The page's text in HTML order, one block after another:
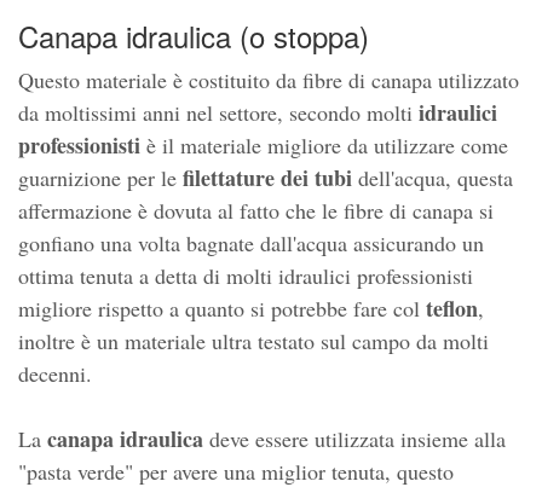
Canapa idraulica (o stoppa)
Questo materiale è costituito da fibre di canapa utilizzato
da moltissimi anni nel settore, secondo molti idraulici
professionisti è il materiale migliore da utilizzare come
guarnizione per le filettature dei tubi dell'acqua, questa
affermazione è dovuta al fatto che le fibre di canapa si
gonfiano una volta bagnate dall'acqua assicurando un
ottima tenuta a detta di molti idraulici professionisti
migliore rispetto a quanto si potrebbe fare col teflon,
inoltre è un materiale ultra testato sul campo da molti
decenni.
La canapa idraulica deve essere utilizzata insieme alla
"pasta verde" per avere una miglior tenuta, questo